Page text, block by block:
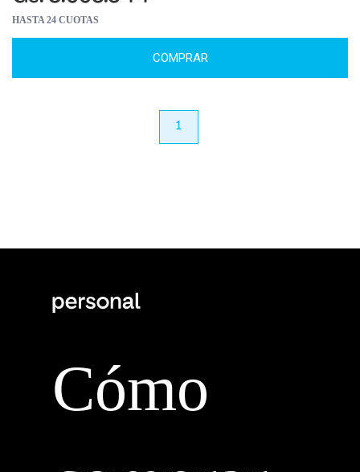
HASTA 24 CUOTAS
COMPRAR
1
Cómo